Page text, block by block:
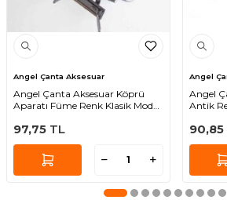
Angel Çanta Aksesuar
Angel Çanta Aksesuar Köprü
Aparatı Füme Renk Klasik Model
97,75 TL
Angel
Angel
Antik
90,85